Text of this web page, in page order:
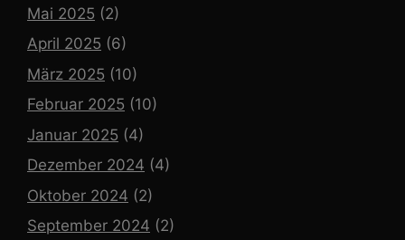
Mai 2025 (2)
April 2025 (6)
März 2025 (10)
Februar 2025 (10)
Januar 2025 (4)
Dezember 2024 (4)
Oktober 2024 (2)
September 2024 (2)